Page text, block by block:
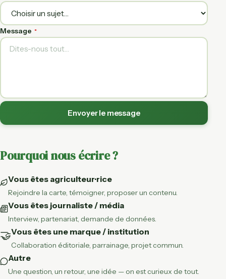
Message *
Envoyer le message
Pourquoi nous écrire ?
Vous êtes agriculteur·rice
Rejoindre la carte, témoigner, proposer un contenu.
Vous êtes journaliste / média
Interview, partenariat, demande de données.
🤝Vous êtes une marque / institution
Collaboration éditoriale, parrainage, projet commun.
Autre
Une question, un retour, une idée — on est curieux de tout.